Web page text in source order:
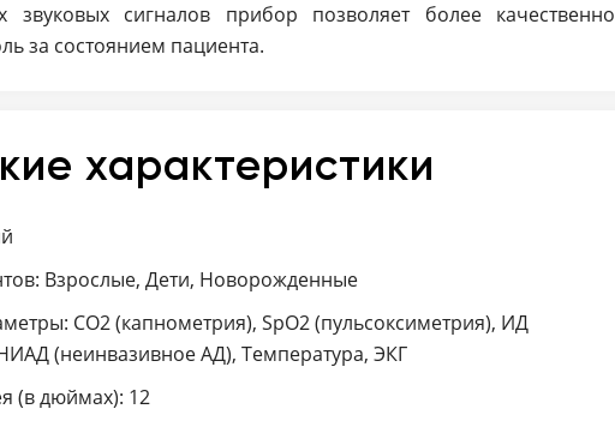
звуковых сигналов прибор позволяет более качественно
за состоянием пациента.
характеристики
Взрослые, Дети, Новорожденные
CO2 (капнометрия), SpO2 (пульсоксиметрия), ИД
(неинвазивное АД), Температура, ЭКГ
(в дюймах): 12